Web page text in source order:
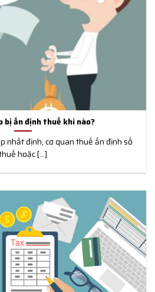
bị ấn định thuế khi nào?
nhất định, cơ quan thuế ấn định số
hoặc [...]